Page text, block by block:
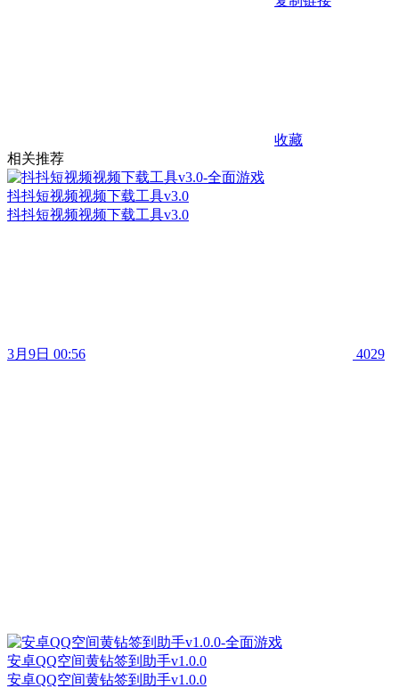
收藏
相关推荐
抖抖短视频视频下载工具v3.0
抖抖短视频视频下载工具v3.0
3月9日 00:56 4029
安卓QQ空间黄钻签到助手v1.0.0
安卓QQ空间黄钻签到助手v1.0.0